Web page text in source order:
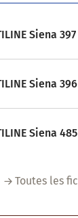
Siena
Siena
Siena
Toutes les